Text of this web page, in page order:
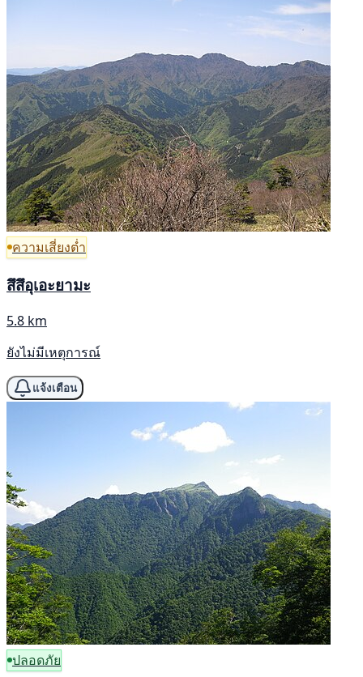
ความเสี่ยงต่ำ
สึสึอุเอะยามะ
5.8 km
ยังไม่มีเหตุการณ์
แจ้งเตือน
ปลอดภัย